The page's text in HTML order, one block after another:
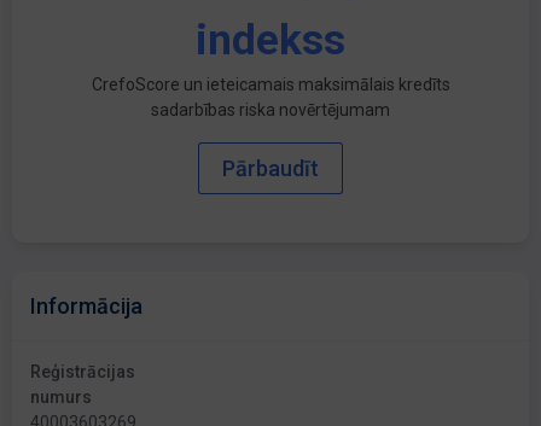
indekss
CrefoScore un ieteicamais maksimālais kredīts
sadarbības riska novērtējumam
Pārbaudīt
Informācija
Reģistrācijas
numurs